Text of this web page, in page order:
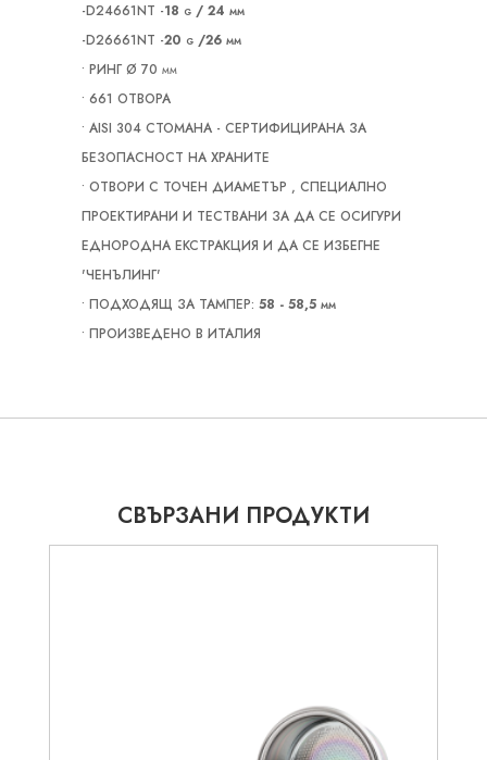
-D24661NT -18 g / 24 mm
-D26661NT -20 g /26 mm
• РИНГ Ø 70 mm
• 661 ОТВОРА
• AISI 304 СТОМАНА - СЕРТИФИЦИРАНА ЗА
БЕЗОПАСНОСТ НА ХРАНИТЕ
• OTВОРИ С ТОЧЕН ДИАМЕТЪР , СПЕЦИАЛНО
ПРОЕКТИРАНИ И ТЕСТВАНИ ЗА ДА СЕ ОСИГУРИ
ЕДНОРОДНА ЕКСТРАКЦИЯ И ДА СЕ ИЗБЕГНЕ
'ЧЕНЪЛИНГ'
• ПОДХОДЯЩ ЗА ТАМПЕР: 58 - 58,5 mm
• ПРОИЗВЕДЕНО В ИТАЛИЯ
СВЪРЗАНИ ПРОДУКТИ